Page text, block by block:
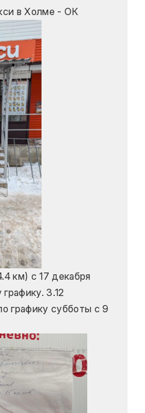
в Холме - ОК
км) с 17 декабря
3.12
графику субботы с 9